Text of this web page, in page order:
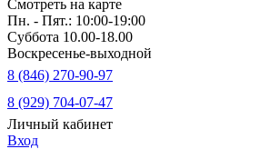
Смотреть на карте
Пн. - Пят.: 10:00-19:00
Суббота 10.00-18.00
Воскресенье-выходной
8 (846) 270-90-97
8 (929) 704-07-47
Личный кабинет
Вход